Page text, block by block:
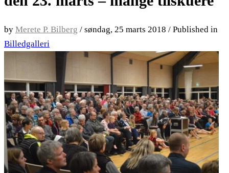
by Merete P. Bilberg / søndag, 25 marts 2018 / Published in
Billedgalleri